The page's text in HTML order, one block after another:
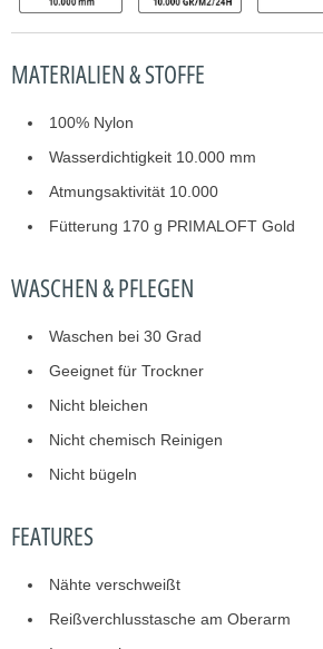
MATERIALIEN & STOFFE
100% Nylon
Wasserdichtigkeit 10.000 mm
Atmungsaktivität 10.000
Fütterung 170 g PRIMALOFT Gold
WASCHEN & PFLEGEN
Waschen bei 30 Grad
Geeignet für Trockner
Nicht bleichen
Nicht chemisch Reinigen
Nicht bügeln
FEATURES
Nähte verschweißt
Reißverchlusstasche am Oberarm